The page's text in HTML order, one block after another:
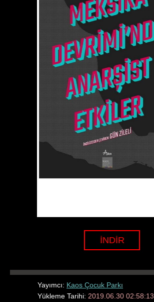
İNDİR
Yayımcı: Kaos Çocuk Parkı
Yükleme Tarihi: 2019.06.30 02:58:13